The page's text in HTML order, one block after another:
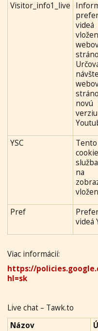
Visitor_info1_live
novú
YSC
na
Pref
videá
Viac informácií:
https://
hl=sk
Live chat – Tawk.to
Názov